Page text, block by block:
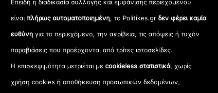
Επειδή η διαδικασία συλλογής και εμφάνισης περιεχομένου
είναιπλήρως αυτοματοποιημένη, το Politikes.grδεν φέρει καμία
ευθύνη για το περιεχόμενο, την ακρίβεια, τις απόψεις ή τυχόν
παραβιάσεις που προέρχονται από τρίτες ιστοσελίδες.
Η επισκεψιμότητα μετριέται μεcookieless στατιστικά, χωρίς
χρήση cookies ή αποθήκευση προσωπικών δεδομένων,